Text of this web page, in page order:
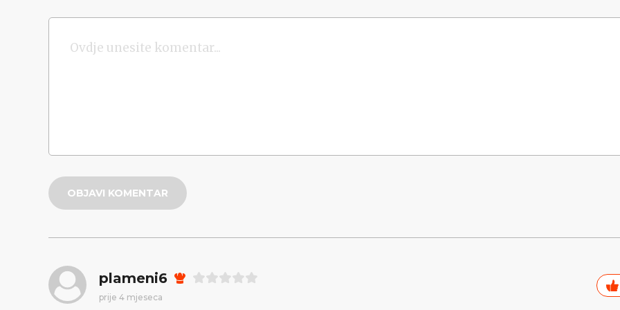
OBJAVI KOMENTAR
plameni6
prije 4 mjeseca